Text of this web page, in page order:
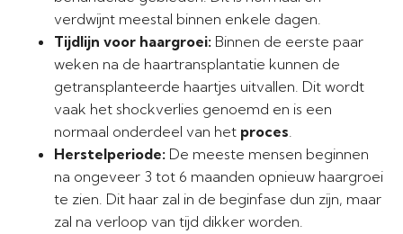
verdwijnt meestal binnen enkele dagen.
Tijdlijn voor haargroei: Binnen de eerste paar
weken na de haartransplantatie kunnen de
getransplanteerde haartjes uitvallen. Dit wordt
vaak het shockverlies genoemd en is een
normaal onderdeel van het proces.
Herstelperiode: De meeste mensen beginnen
na ongeveer 3 tot 6 maanden opnieuw haargroei
te zien. Dit haar zal in de beginfase dun zijn, maar
zal na verloop van tijd dikker worden.